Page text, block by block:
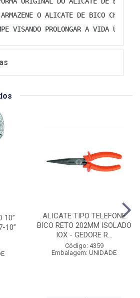
O ALICATE DE BICO CHATO
VISANDO PROLONGAR A VIDA ÚTIL E
10”
10”
ALICATE TIPO TELEFONE
BICO RETO 202MM ISOLADO
IOX - GEDORE R...
Código: 4359
Embalagem: UNIDADE